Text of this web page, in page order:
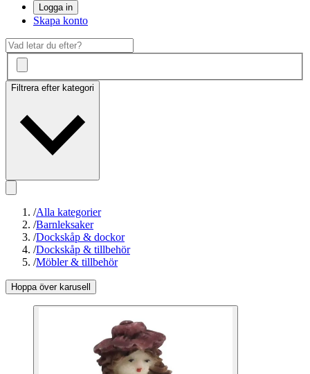
Logga in
Skapa konto
Filtrera efter kategori
/Alla kategorier
/Barnleksaker
/Dockskåp & dockor
/Dockskåp & tillbehör
/Möbler & tillbehör
Hoppa över karusell